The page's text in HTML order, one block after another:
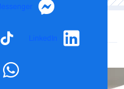
LinkedIn